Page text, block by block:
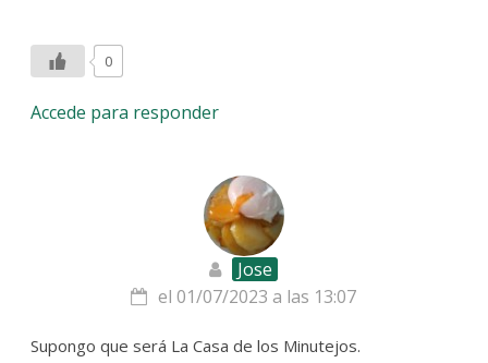
0
Accede para responder
Jose
el 01/07/2023 a las 13:07
Supongo que será La Casa de los Minutejos.